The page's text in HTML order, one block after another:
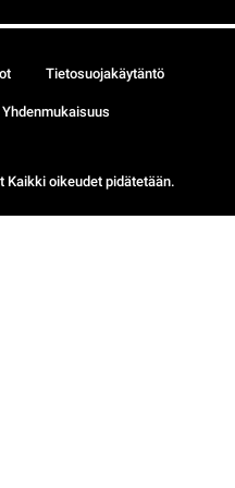
oikeudet pidätetään.
Tietosuojakäytäntö
Yhdenmukaisuus